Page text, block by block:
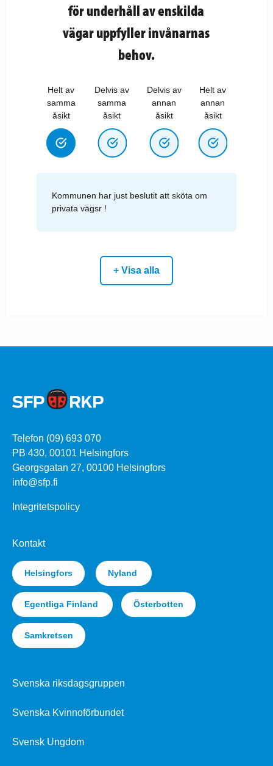
för underhåll av enskilda
vägar uppfyller invånarnas
behov.
Helt av
samma
åsikt
Delvis av
samma
åsikt
Delvis av
annan
åsikt
Helt av
annan
åsikt
Kommunen har just beslutit att sköta om
privata vägsr !
+ Visa alla
Telefon (09) 693 070
PB 430, 00101 Helsingfors
Georgsgatan 27, 00100 Helsingfors
info@sfp.fi
Integritetspolicy
Kontakt
Helsingfors Nyland
Egentliga Finland Österbotten
Samkretsen
Svenska riksdagsgruppen
Svenska Kvinnoförbundet
Svensk Ungdom